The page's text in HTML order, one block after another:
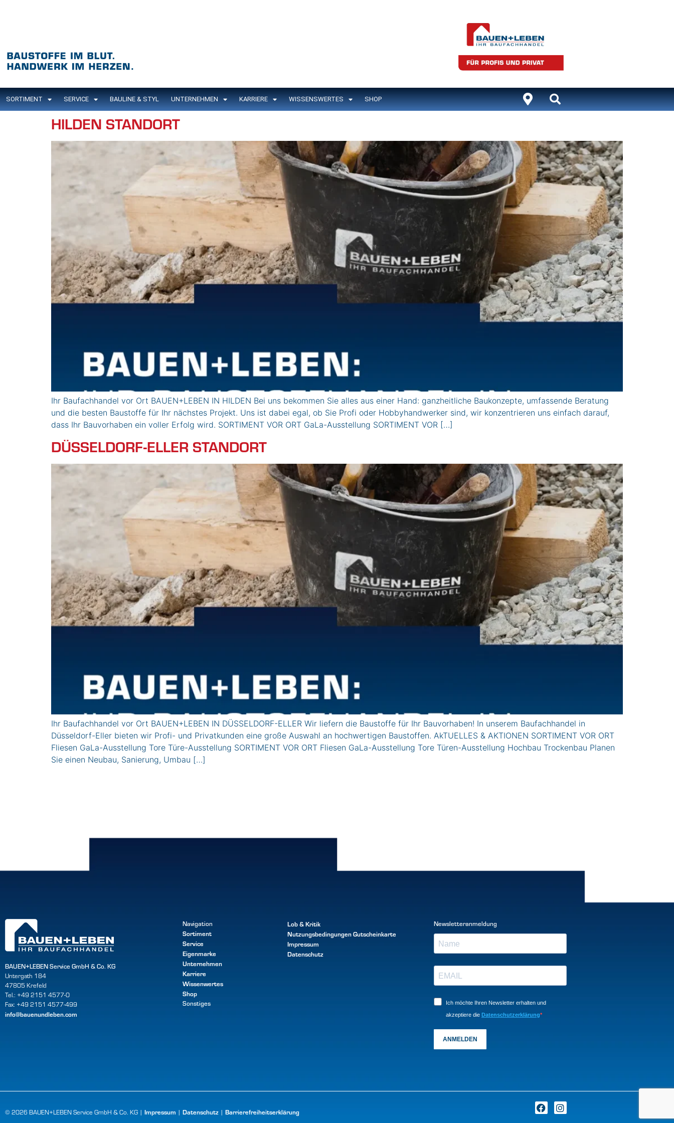
SORTIMENT SERVICE BAULINE & STYL UNTERNEHMEN KARRIERE WISSENSWERTES SHOP
HILDEN STANDORT
Ihr Baufachhandel vor Ort BAUEN+LEBEN IN HILDEN Bei uns bekommen Sie alles aus einer Hand: ganzheitliche Baukonzepte, umfassende Beratung
und die besten Baustoffe für Ihr nächstes Projekt. Uns ist dabei egal, ob Sie Profi oder Hobbyhandwerker sind, wir konzentrieren uns einfach darauf,
dass Ihr Bauvorhaben ein voller Erfolg wird. SORTIMENT VOR ORT GaLa-Ausstellung SORTIMENT VOR […]
DÜSSELDORF-ELLER STANDORT
Ihr Baufachhandel vor Ort BAUEN+LEBEN IN DÜSSELDORF-ELLER Wir liefern die Baustoffe für Ihr Bauvorhaben! In unserem Baufachhandel in
Düsseldorf-Eller bieten wir Profi- und Privatkunden eine große Auswahl an hochwertigen Baustoffen. AkTUELLES & AKTIONEN SORTIMENT VOR ORT
Fliesen GaLa-Ausstellung Tore Türe-Ausstellung SORTIMENT VOR ORT Fliesen GaLa-Ausstellung Tore Türen-Ausstellung Hochbau Trockenbau Planen
Sie einen Neubau, Sanierung, Umbau […]
BAUEN+LEBEN Service GmbH & Co. KG
Untergath 184
47805 Krefeld
Tel.: +49 2151 4577-0
Fax: +49 2151 4577-499
info@bauenundleben.com
Navigation
Sortiment
Service
Eigenmarke
Unternehmen
Karriere
Wissenwertes
Shop
Sonstiges
Lob & Kritik
NutzungsbedingungenGutscheinkarte
Impressum
Datenschutz
Newsletteranmeldung
Ich möchte Ihren Newsletter erhalten und
akzeptiere die Datenschutzerklärung
ANMELDEN
© 2026 BAUEN+LEBEN Service GmbH & Co. KG | Impressum | Datenschutz | Barrierefreiheitserklärung